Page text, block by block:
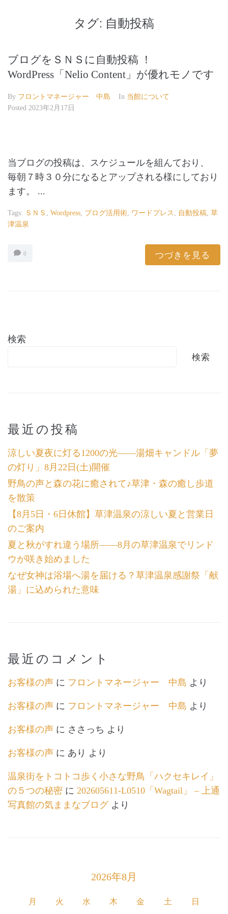
タグ: 自動投稿
ブログをＳＮＳに自動投稿 ！
WordPress「Nelio Content」が優れモノです
By フロントマネージャー 中島 In 当館について
Posted 2023年2月17日
当ブログの投稿は、スケジュールを組んており、
毎朝７時３０分になるとアップされる様にしており
ます。 ...
Tags: ＳＮＳ , Wordpress, ブログ活用術, ワードプレス , 自動投稿, 草
津温泉
0 つづきを見る
検索
検索
最近の投稿
涼しい夏夜に灯る1200の光――湯畑キャンドル「夢
の灯り」8月22日(土)開催
野鳥の声と森の花に癒されて♪草津・森の癒し歩道
を散策
【8月5日・6日休館】草津温泉の涼しい夏と営業日
のご案内
夏と秋がすれ違う場所――8月の草津温泉でリンド
ウが咲き始めました
なぜ女神は浴場へ湯を届ける？草津温泉感謝祭「献
湯」に込められた意味
最近のコメント
お客様の声 に フロントマネージャー 中島 より
お客様の声 に フロントマネージャー 中島 より
お客様の声 に ささっち より
お客様の声 に あり より
温泉街をトコトコ歩く小さな野鳥「ハクセキレイ」
の５つの秘密 に 202605611-L0510「Wagtail」 – 上通
写真館の気ままなブログより
2026年8月
月 火 水 木 金 土 日